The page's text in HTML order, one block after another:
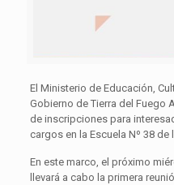
El Ministerio de Educación,
Gobierno de Tierra del Fuego
de inscripciones para
cargos en la Escuela Nº 38 de
En este marco, el próximo
llevará a cabo la primera